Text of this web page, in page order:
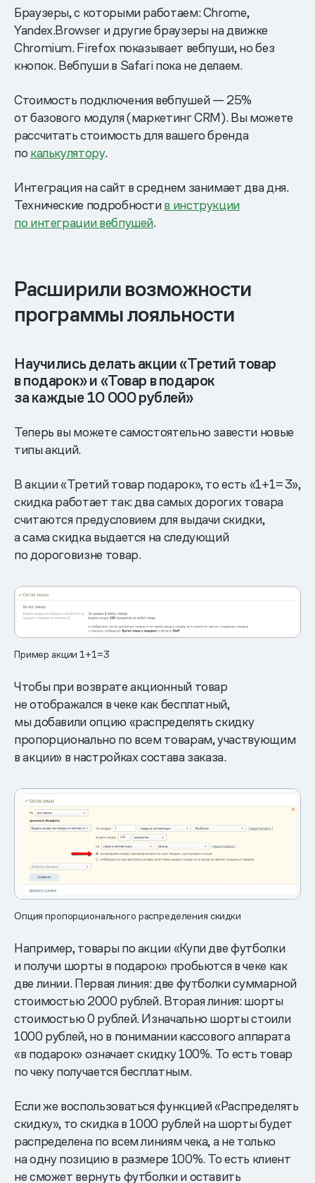
Браузеры, с которыми работаем: Chrome,
Yandex.Browser и другие браузеры на движке
Chromium. Firefox показывает вебпуши, но без
кнопок. Вебпуши в Safari пока не делаем.
Стоимость подключения вебпушей — 25%
от базового модуля (маркетинг CRM). Вы можете
рассчитать стоимость для вашего бренда
по калькулятору.
Интеграция на сайт в среднем занимает два дня.
Технические подробностив инструкции
по интеграции вебпушей.
Расширили возможности
программы лояльности
Научились делать акции «Третий товар
в подарок» и «Товар в подарок
за каждые 10 000 рублей»
Теперь вы можете самостоятельно завести новые
типы акций.
В акции «Третий товар подарок», то есть «1+1=3»,
скидка работает так: два самых дорогих товара
считаются предусловием для выдачи скидки,
а сама скидка выдается на следующий
по дороговизне товар.
Пример акции 1+1=3
Чтобы при возврате акционный товар
не отображался в чеке как бесплатный,
мы добавили опцию «распределять скидку
пропорционально по всем товарам, участвующим
в акции» в настройках состава заказа.
Опция пропорционального распределения скидки
Например, товары по акции «Купи две футболки
и получи шорты в подарок» пробьются в чеке как
две линии. Первая линия: две футболки суммарной
стоимостью 2000 рублей. Вторая линия: шорты
стоимостью 0 рублей. Изначально шорты стоили
1000 рублей, но в понимании кассового аппарата
«в подарок» означает скидку 100%. То есть товар
по чеку получается бесплатным.
Если же воспользоваться функцией «Распределять
скидку», то скидка в 1000 рублей на шорты будет
распределена по всем линиям чека, а не только
на одну позицию в размере 100%. То есть клиент
не сможет вернуть футболки и оставить